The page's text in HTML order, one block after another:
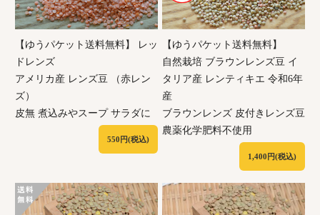
【ゆうパケット送料無料】 レッ
ドレンズ
アメリカ産 レンズ豆 （赤レン
ズ）
皮無 煮込みやスープ サラダに
550円(税込)
【ゆうパケット送料無料】
自然栽培 ブラウンレンズ豆 イ
タリア産 レンティキエ 令和6年
産
ブラウンレンズ 皮付きレンズ豆
農薬化学肥料不使用
1,400円(税込)